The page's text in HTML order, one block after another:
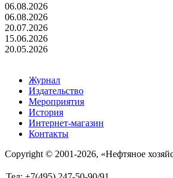
06.08.2026
06.08.2026
20.07.2026
15.06.2026
20.05.2026
Журнал
Издательство
Мероприятия
История
Интернет-магазин
Контакты
Copyright © 2001-2026, «Нефтяное